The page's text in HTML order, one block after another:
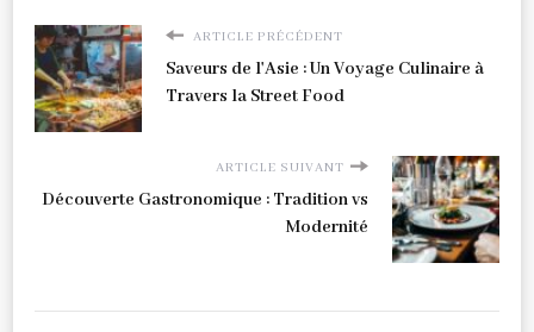
ARTICLE PRÉCÉDENT
Saveurs de l'Asie : Un Voyage Culinaire à
Travers la Street Food
ARTICLE SUIVANT
Découverte Gastronomique : Tradition vs
Modernité